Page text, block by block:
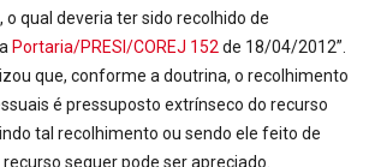
o qual deveria ter sido recolhido de
Portaria/PRESI/COREJ 152 de 18/04/2012”.
que, conforme a doutrina, o recolhimento
é pressuposto extrínseco do recurso
tal recolhimento ou sendo ele feito de
sequer pode ser apreciado.